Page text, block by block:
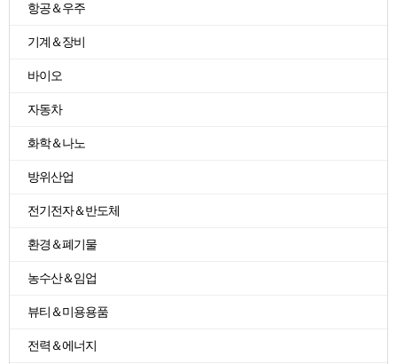
항공＆우주
기계＆장비
바이오
자동차
화학＆나노
방위산업
전기전자＆반도체
환경＆폐기물
농수산＆임업
뷰티＆미용용품
전력＆에너지